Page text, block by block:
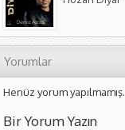
Yorumlar
Henüz yorum yapılmamış.
Bir Yorum Yazın